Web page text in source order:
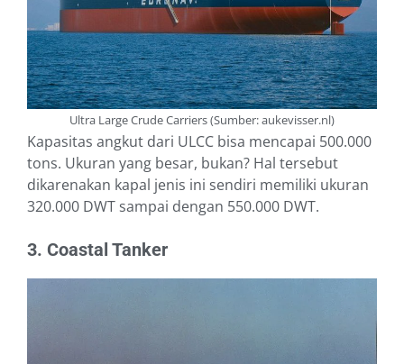
Ultra Large Crude Carriers (Sumber: aukevisser.nl)
Kapasitas angkut dari ULCC bisa mencapai 500.000
tons. Ukuran yang besar, bukan? Hal tersebut
dikarenakan kapal jenis ini sendiri memiliki ukuran
320.000 DWT sampai dengan 550.000 DWT.
3. Coastal Tanker